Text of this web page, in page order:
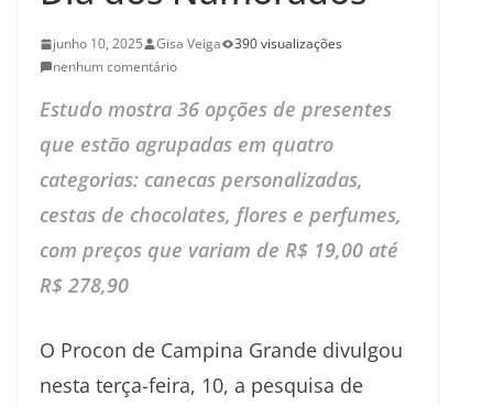
junho 10, 2025 Gisa Veiga
390 visualizações
nenhum comentário
Estudo mostra 36 opções de presentes
que estão agrupadas em quatro
categorias: canecas personalizadas,
cestas de chocolates, flores e perfumes,
com preços que variam de R$ 19,00 até
R$ 278,90
O Procon de Campina Grande divulgou
nesta terça-feira, 10, a pesquisa de